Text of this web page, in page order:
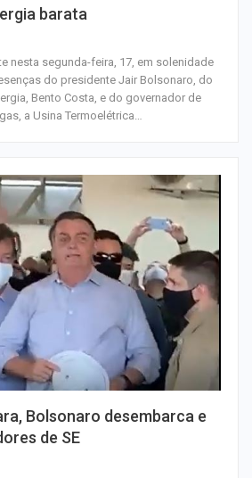
barata
nesta segunda-feira, 17, em solenidade
do presidente Jair Bolsonaro, do
Bento Costa, e do governador de
a Usina Termoelétrica…
Bolsonaro desembarca e
de SE